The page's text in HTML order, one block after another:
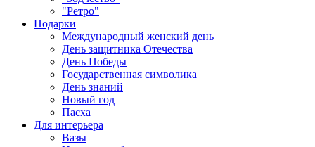
"Ретро"
Подарки
Международный женский день
День защитника Отечества
День Победы
Государственная символика
День знаний
Новый год
Пасха
Для интерьера
Вазы